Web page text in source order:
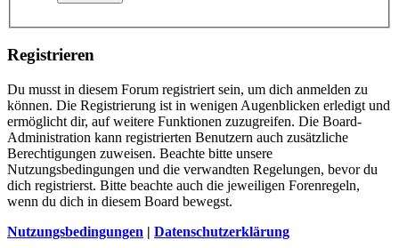
Registrieren
Du musst in diesem Forum registriert sein, um dich anmelden zu
können. Die Registrierung ist in wenigen Augenblicken erledigt und
ermöglicht dir, auf weitere Funktionen zuzugreifen. Die Board-
Administration kann registrierten Benutzern auch zusätzliche
Berechtigungen zuweisen. Beachte bitte unsere
Nutzungsbedingungen und die verwandten Regelungen, bevor du
dich registrierst. Bitte beachte auch die jeweiligen Forenregeln,
wenn du dich in diesem Board bewegst.
Nutzungsbedingungen | Datenschutzerklärung